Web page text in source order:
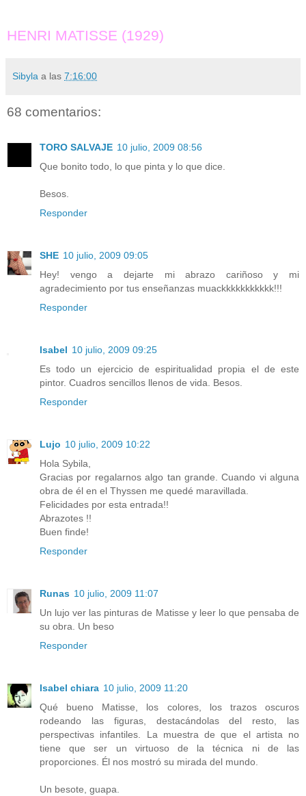
HENRI MATISSE (1929)
Sibyla a las 7:16:00
68 comentarios:
TORO SALVAJE 10 julio, 2009 08:56
Que bonito todo, lo que pinta y lo que dice.
Besos.
Responder
SHE 10 julio, 2009 09:05
Hey! vengo a dejarte mi abrazo cariñoso y mi
agradecimiento por tus enseñanzas muackkkkkkkkkkk!!!
Responder
Isabel 10 julio, 2009 09:25
Es todo un ejercicio de espiritualidad propia el de este
pintor. Cuadros sencillos llenos de vida. Besos.
Responder
Lujo 10 julio, 2009 10:22
Hola Sybila,
Gracias por regalarnos algo tan grande. Cuando vi alguna
obra de él en el Thyssen me quedé maravillada.
Felicidades por esta entrada!!
Abrazotes !!
Buen finde!
Responder
Runas 10 julio, 2009 11:07
Un lujo ver las pinturas de Matisse y leer lo que pensaba de
su obra. Un beso
Responder
Isabel chiara 10 julio, 2009 11:20
Qué bueno Matisse, los colores, los trazos oscuros
rodeando las figuras, destacándolas del resto, las
perspectivas infantiles. La muestra de que el artista no
tiene que ser un virtuoso de la técnica ni de las
proporciones. Él nos mostró su mirada del mundo.
Un besote, guapa.